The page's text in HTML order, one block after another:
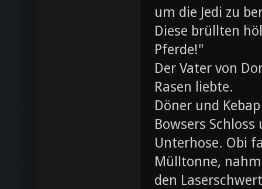
um die Jedi zu
Diese brüllten
Pferde!"
Der Vater von
Rasen liebte.
Döner und
Bowsers
Unterhose. Obi
Mülltonne,
den